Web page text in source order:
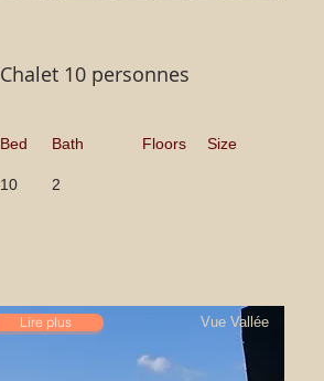
Chalet 10 personnes
Bed
10
Bath Floors Size
2
Vue Vallée
Lire plus